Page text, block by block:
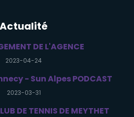
Actualité
DE L'AGENCE
2023-04-24
- Sun Alpes PODCAST
2023-03-31
DE TENNIS DE MEYTHET